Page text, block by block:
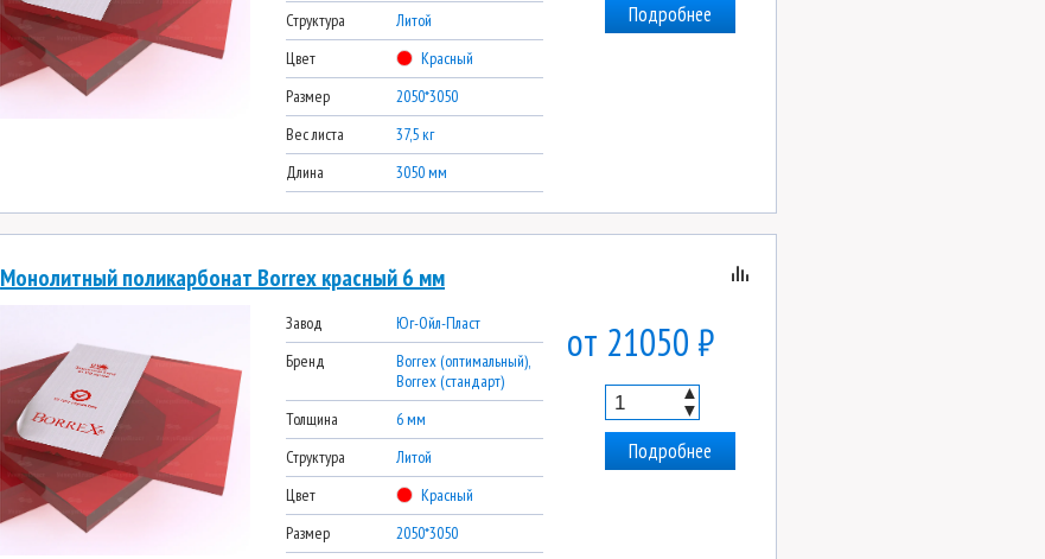
Структура
Литой
Цвет
Красный
Размер
2050*3050
Вес листа
37,5 кг
Длина
3050 мм
Подробнее
Монолитный поликарбонат Borrex красный 6 мм
Завод
Юг-Ойл-Пласт
Бренд
Borrex (оптимальный),
Borrex (стандарт)
Толщина
6 мм
Структура
Литой
Цвет
Красный
Размер
2050*3050
от 21050 ₽
▲
▼
Подробнее